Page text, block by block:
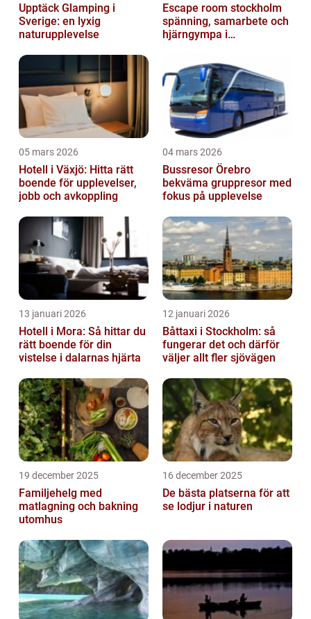
Upptäck Glamping i
Sverige: en lyxig
naturupplevelse
Escape room stockholm
spänning, samarbete och
hjärngympa i
05 mars 2026
Hotell i Växjö: Hitta rätt
boende för upplevelser,
jobb och avkoppling
04 mars 2026
Bussresor Örebro
bekväma gruppresor med
fokus på upplevelse
13 januari 2026
Hotell i Mora: Så hittar du
rätt boende för din
vistelse i dalarnas hjärta
12 januari 2026
Båttaxi i Stockholm: så
fungerar det och därför
väljer allt fler sjövägen
19 december 2025
Familjehelg med
matlagning och bakning
utomhus
16 december 2025
De bästa platserna för att
se lodjur i naturen